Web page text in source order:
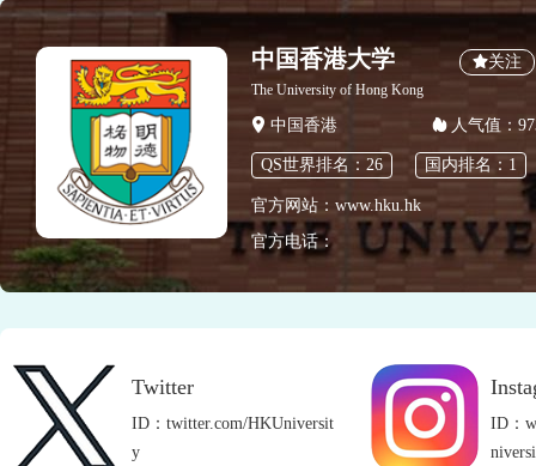
中国香港大学 关注
The University of Hong Kong
中国香港 人气值：
QS世界排名：26 国内排名：1
官方网站：www.hku.hk
官方电话：
Twitter
ID：twitter.com/HKUniversit
y
ID：